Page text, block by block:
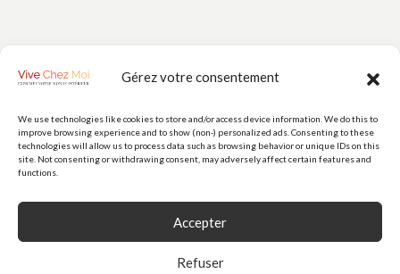
Gérez votre consentement
We use technologies like cookies to store and/or access device information. We do this to
improve browsing experience and to show (non-) personalized ads. Consenting to these
technologies will allow us to process data such as browsing behavior or unique IDs on this
site. Not consenting or withdrawing consent, may adversely affect certain features and
functions.
Accepter
Refuser
PAIEMENTS